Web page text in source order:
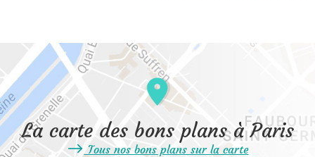
La carte des bons plans à Paris
Tous nos bons plans sur la carte